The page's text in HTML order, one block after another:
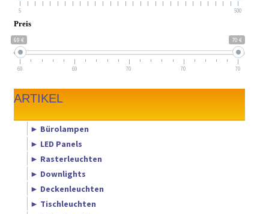
5 500
Preis
69 € 70 €
69 69 70 70 70
ARTIKEL
► Bürolampen
► LED Panels
► Rasterleuchten
► Downlights
► Deckenleuchten
► Tischleuchten